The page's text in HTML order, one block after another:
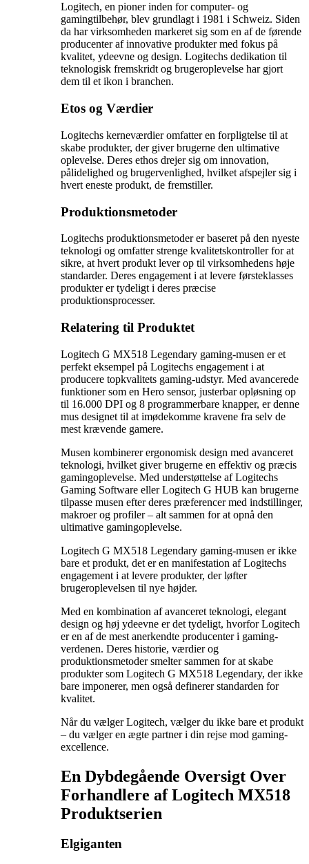
Logitech, en pioner inden for computer- og
gamingtilbehør, blev grundlagt i 1981 i Schweiz. Siden
da har virksomheden markeret sig som en af de førende
producenter af innovative produkter med fokus på
kvalitet, ydeevne og design. Logitechs dedikation til
teknologisk fremskridt og brugeroplevelse har gjort
dem til et ikon i branchen.
Etos og Værdier
Logitechs kerneværdier omfatter en forpligtelse til at
skabe produkter, der giver brugerne den ultimative
oplevelse. Deres ethos drejer sig om innovation,
pålidelighed og brugervenlighed, hvilket afspejler sig i
hvert eneste produkt, de fremstiller.
Produktionsmetoder
Logitechs produktionsmetoder er baseret på den nyeste
teknologi og omfatter strenge kvalitetskontroller for at
sikre, at hvert produkt lever op til virksomhedens høje
standarder. Deres engagement i at levere førsteklasses
produkter er tydeligt i deres præcise
produktionsprocesser.
Relatering til Produktet
Logitech G MX518 Legendary gaming-musen er et
perfekt eksempel på Logitechs engagement i at
producere topkvalitets gaming-udstyr. Med avancerede
funktioner som en Hero sensor, justerbar opløsning op
til 16.000 DPI og 8 programmerbare knapper, er denne
mus designet til at imødekomme kravene fra selv de
mest krævende gamere.
Musen kombinerer ergonomisk design med avanceret
teknologi, hvilket giver brugerne en effektiv og præcis
gamingoplevelse. Med understøttelse af Logitechs
Gaming Software eller Logitech G HUB kan brugerne
tilpasse musen efter deres præferencer med indstillinger,
makroer og profiler – alt sammen for at opnå den
ultimative gamingoplevelse.
Logitech G MX518 Legendary gaming-musen er ikke
bare et produkt, det er en manifestation af Logitechs
engagement i at levere produkter, der løfter
brugeroplevelsen til nye højder.
Med en kombination af avanceret teknologi, elegant
design og høj ydeevne er det tydeligt, hvorfor Logitech
er en af de mest anerkendte producenter i gaming-
verdenen. Deres historie, værdier og
produktionsmetoder smelter sammen for at skabe
produkter som Logitech G MX518 Legendary, der ikke
bare imponerer, men også definerer standarden for
kvalitet.
Når du vælger Logitech, vælger du ikke bare et produkt
– du vælger en ægte partner i din rejse mod gaming-
excellence.
En Dybdegående Oversigt Over
Forhandlere af Logitech MX518
Produktserien
Elgiganten